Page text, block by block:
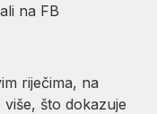
na FB
riječima, na
što dokazuje